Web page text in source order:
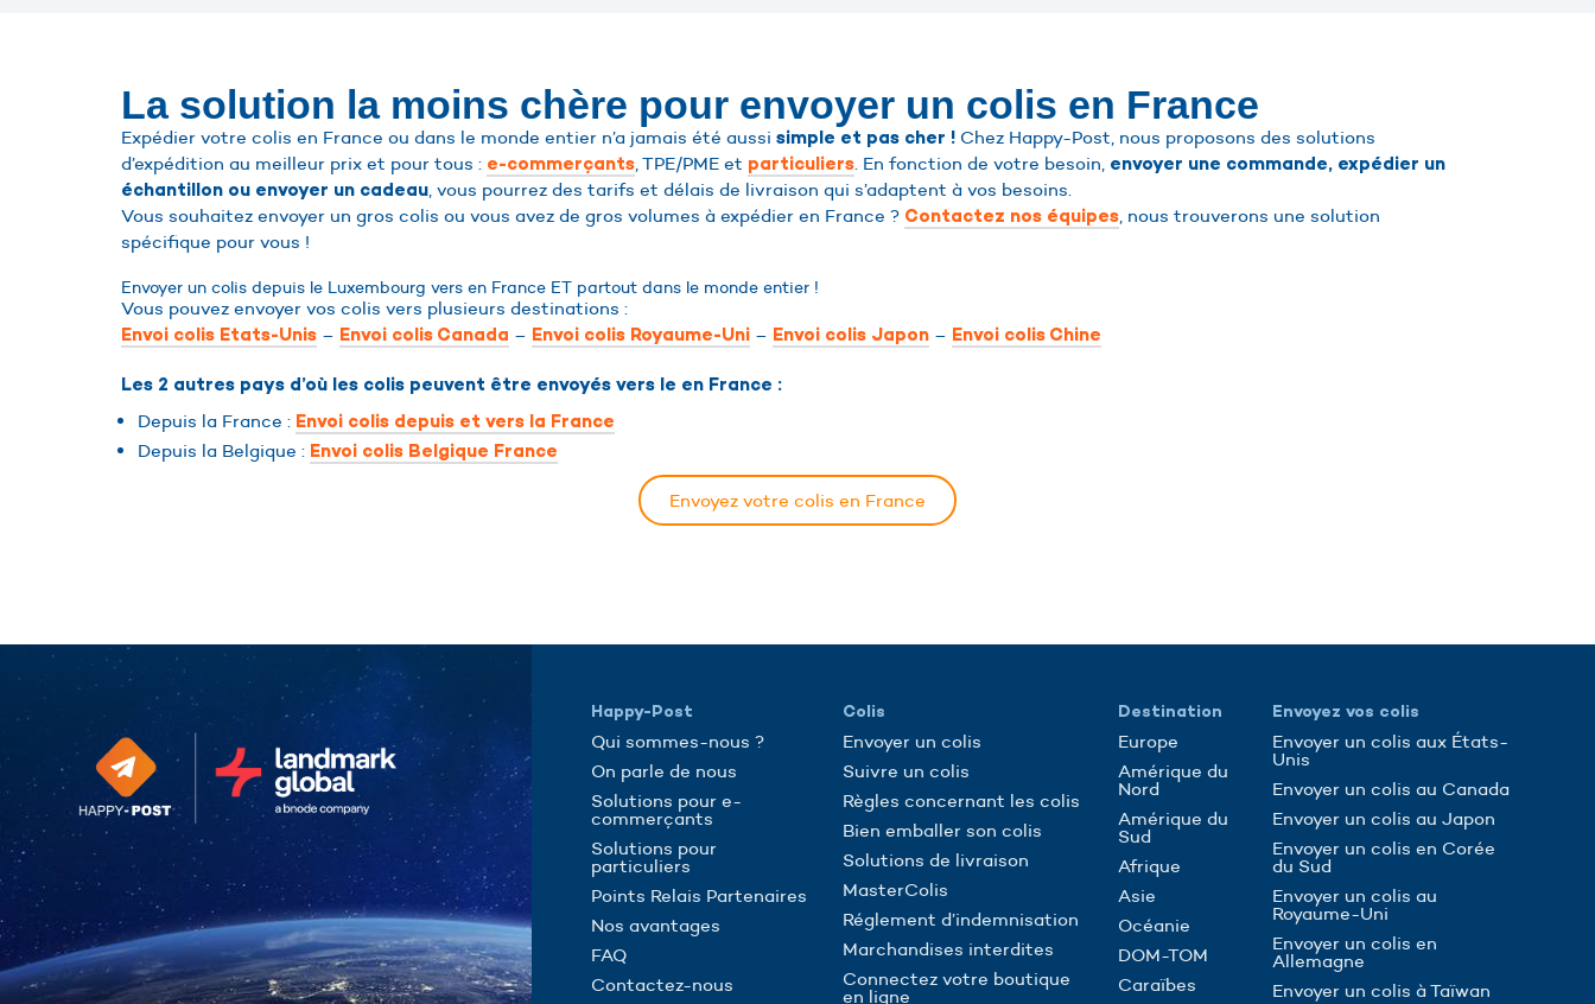
La solution la moins chère pour envoyer un colis en France
Expédier votre colis en France ou dans le monde entier n’a jamais été aussi simple et pas cher ! Chez Happy-Post, nous proposons des solutions
d’expédition au meilleur prix et pour tous : e-commerçants, TPE/PME et particuliers. En fonction de votre besoin, envoyer une commande, expédier un
échantillon ou envoyer un cadeau, vous pourrez des tarifs et délais de livraison qui s’adaptent à vos besoins.
Vous souhaitez envoyer un gros colis ou vous avez de gros volumes à expédier en France ? Contactez nos équipes, nous trouverons une solution
spécifique pour vous !
Envoyer un colis depuis le Luxembourg vers en France ET partout dans le monde entier !
Vous pouvez envoyer vos colis vers plusieurs destinations :
Envoi colis Etats-Unis – Envoi colis Canada – Envoi colis Royaume-Uni – Envoi colis Japon – Envoi colis Chine
Les 2 autres pays d’où les colis peuvent être envoyés vers le en France :
Depuis la France : Envoi colis depuis et vers la France
Depuis la Belgique : Envoi colis Belgique France
Envoyez votre colis en France
Happy-Post
Qui sommes-nous ?
On parle de nous
Solutions pour e-
commerçants
Solutions pour
particuliers
Points Relais Partenaires
Nos avantages
FAQ
Contactez-nous
Colis
Envoyer un colis
Suivre un colis
Règles concernant les colis
Bien emballer son colis
Solutions de livraison
MasterColis
Réglement d’indemnisation
Marchandises interdites
Connectez votre boutique
en ligne
Destination
Europe
Amérique du
Nord
Amérique du
Sud
Afrique
Asie
Océanie
DOM-TOM
Caraïbes
Envoyez vos colis
Envoyer un colis aux États-
Unis
Envoyer un colis au Canada
Envoyer un colis au Japon
Envoyer un colis en Corée
du Sud
Envoyer un colis au
Royaume-Uni
Envoyer un colis en
Allemagne
Envoyer un colis à Taïwan
Continuer sans accepter
Cookies,
cook-cook-cookies
Hop-hop-hop, il ne s'agit pas du dernier tube à la mode.Les